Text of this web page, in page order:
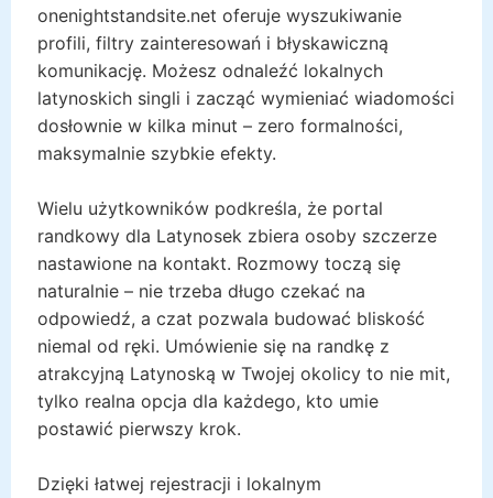
onenightstandsite.net oferuje wyszukiwanie
profili, filtry zainteresowań i błyskawiczną
komunikację. Możesz odnaleźć lokalnych
latynoskich singli i zacząć wymieniać wiadomości
dosłownie w kilka minut – zero formalności,
maksymalnie szybkie efekty.
Wielu użytkowników podkreśla, że portal
randkowy dla Latynosek zbiera osoby szczerze
nastawione na kontakt. Rozmowy toczą się
naturalnie – nie trzeba długo czekać na
odpowiedź, a czat pozwala budować bliskość
niemal od ręki. Umówienie się na randkę z
atrakcyjną Latynoską w Twojej okolicy to nie mit,
tylko realna opcja dla każdego, kto umie
postawić pierwszy krok.
Dzięki łatwej rejestracji i lokalnym